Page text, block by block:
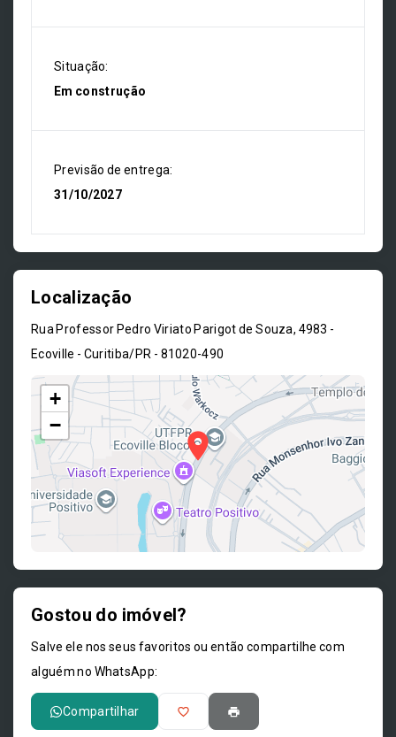
Situação:
Em construção
Previsão de entrega:
31/10/2027
Localização
Rua Professor Pedro Viriato Parigot de Souza, 4983 -
Ecoville - Curitiba/PR - 81020-490
+
−
Gostou do imóvel?
Salve ele nos seus favoritos ou então compartilhe com
alguém no WhatsApp:
Compartilhar